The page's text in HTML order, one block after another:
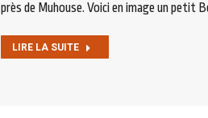
près de Muhouse. Voici en image un petit
LIRE LA SUITE